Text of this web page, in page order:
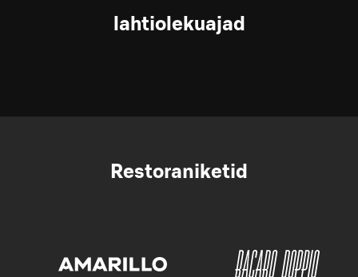
lahtiolekuajad
Restoraniketid